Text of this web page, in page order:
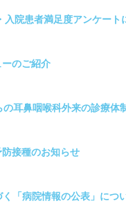
入院患者満足度アンケート
のご紹介
耳鼻咽喉科外来の診療体
接種のお知らせ
「病院情報の公表」につ